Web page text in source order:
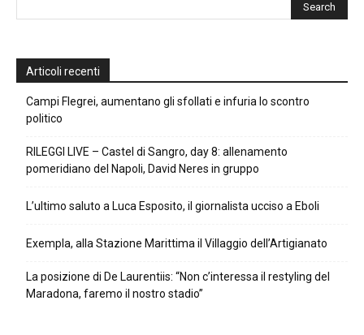
Articoli recenti
Campi Flegrei, aumentano gli sfollati e infuria lo scontro
politico
RILEGGI LIVE – Castel di Sangro, day 8: allenamento
pomeridiano del Napoli, David Neres in gruppo
L’ultimo saluto a Luca Esposito, il giornalista ucciso a Eboli
Exempla, alla Stazione Marittima il Villaggio dell’Artigianato
La posizione di De Laurentiis: “Non c’interessa il restyling del
Maradona, faremo il nostro stadio”